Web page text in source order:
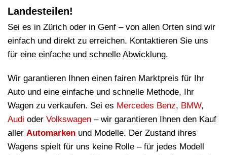
Landesteilen!
Sei es in Zürich oder in Genf – von allen Orten sind wir
einfach und direkt zu erreichen. Kontaktieren Sie uns
für eine einfache und schnelle Abwicklung.
Wir garantieren Ihnen einen fairen Marktpreis für Ihr
Auto und eine einfache und schnelle Methode, Ihr
Wagen zu verkaufen. Sei es Mercedes Benz, BMW,
Audi oder Volkswagen – wir garantieren Ihnen den Kauf
aller Automarken und Modelle. Der Zustand ihres
Wagens spielt für uns keine Rolle – für jedes Modell